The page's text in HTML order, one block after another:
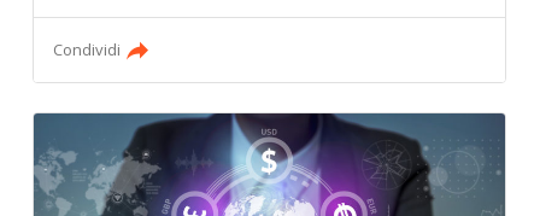
Condividi